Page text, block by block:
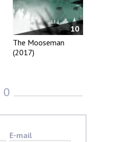
10
The Mooseman
(2017)
0
E-mail